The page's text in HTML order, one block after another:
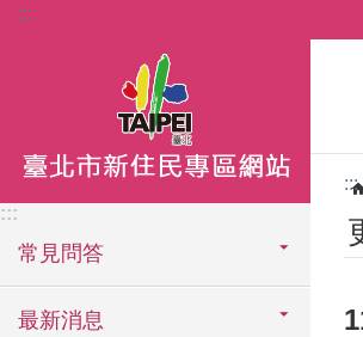
跳到主要內容區塊
:::
:::
常見問答
最新消息
:::